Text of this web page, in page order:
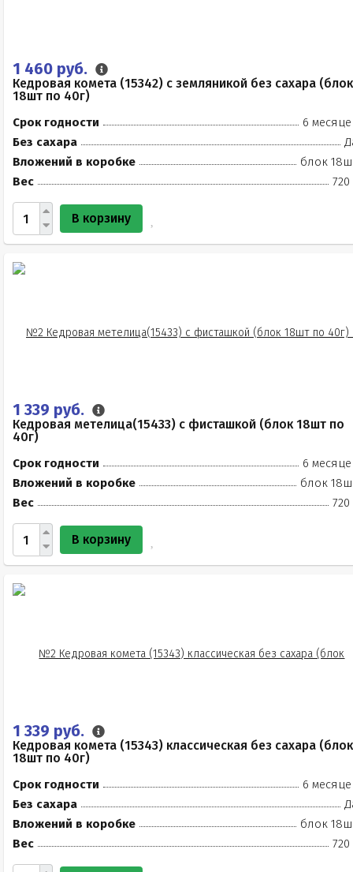
1 460 руб.
Кедровая комета (15342) с земляникой без сахара (блок
18шт по 40г)
Срок годности
6
Без сахара
Вложений в коробке
блок
Вес
720
В корзину
1 339 руб.
Кедровая метелица(15433) с фисташкой (блок 18шт по
40г)
Срок годности
6
Вложений в коробке
блок
Вес
720
В корзину
1 339 руб.
Кедровая комета (15343) классическая без сахара (блок
18шт по 40г)
Срок годности
6
Без сахара
Вложений в коробке
блок
Вес
720